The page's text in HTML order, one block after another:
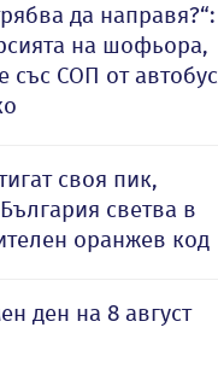
да направя?“:
на шофьора,
със СОП от автобус
своя пик,
светва в
оранжев код
ден на 8 август